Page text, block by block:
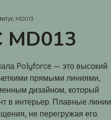
MD013
Polyforce — это высокий
прямыми линиями,
дизайном, который
в интерьер. Плавные линии
не перегружая его.